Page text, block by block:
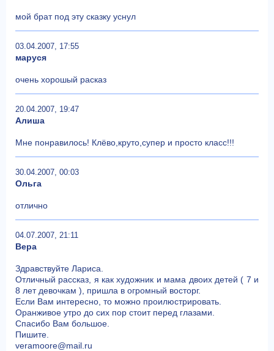
мой брат под эту сказку уснул
03.04.2007, 17:55
маруся
очень хорошый расказ
20.04.2007, 19:47
Алиша
Мне понравилось! Клёво,круто,супер и просто класс!!!
30.04.2007, 00:03
Ольга
отлично
04.07.2007, 21:11
Вера
Здравствуйте Лариса.
Отличный рассказ, я как художник и мама двоих детей ( 7 и
8 лет девочкам ), пришла в огромный восторг.
Если Вам интересно, то можно проилюстрировать.
Оранживое утро до сих пор стоит перед глазами.
Спасибо Вам большое.
Пишите.
veramoore@mail.ru